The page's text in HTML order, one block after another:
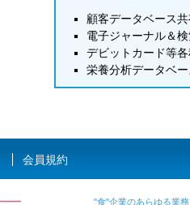
顧客データベース
電子ジャーナル＆
デビットカード等
栄養分析データベ
会員規約
"食"企業のあらゆる業